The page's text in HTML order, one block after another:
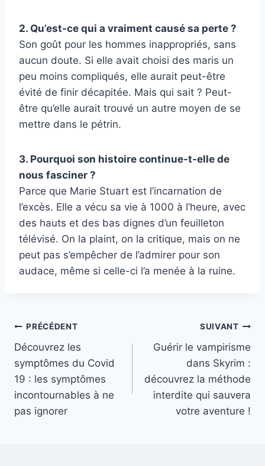
2. Qu’est-ce qui a vraiment causé sa perte ?
Son goût pour les hommes inappropriés, sans
aucun doute. Si elle avait choisi des maris un
peu moins compliqués, elle aurait peut-être
évité de finir décapitée. Mais qui sait ? Peut-
être qu’elle aurait trouvé un autre moyen de se
mettre dans le pétrin.
3. Pourquoi son histoire continue-t-elle de
nous fasciner ?
Parce que Marie Stuart est l’incarnation de
l’excès. Elle a vécu sa vie à 1000 à l’heure, avec
des hauts et des bas dignes d’un feuilleton
télévisé. On la plaint, on la critique, mais on ne
peut pas s’empêcher de l’admirer pour son
audace, même si celle-ci l’a menée à la ruine.
Navigation
de
l’article
PRÉCÉDENT
Découvrez les
symptômes du Covid
19 : les symptômes
incontournables à ne
pas ignorer
SUIVANT
Guérir le vampirisme
dans Skyrim :
découvrez la méthode
interdite qui sauvera
votre aventure !